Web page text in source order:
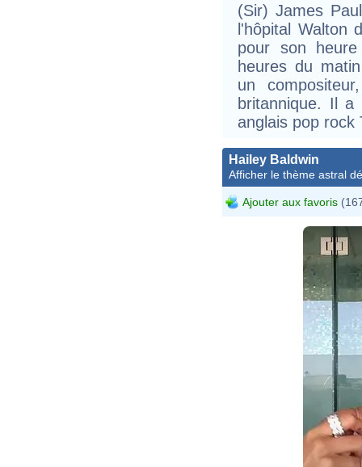
(Sir) James
l'hôpital Walton
pour son
heures du
un
britannique. Il
anglais pop rock
Hailey Baldwin
Afficher le thème astral
Ajouter aux favoris